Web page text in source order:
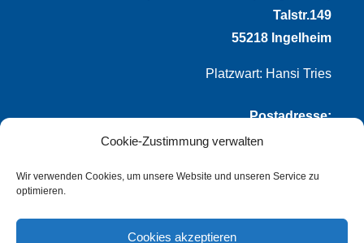
Cookie-Zustimmung verwalten
Wir verwenden Cookies, um unsere Website und unseren Service zu
optimieren.
Cookies akzeptieren
Talstr.149
55218 Ingelheim
Platzwart: Hansi Tries
Postadresse:
VfL Frei-Weinheim 1921 e.V.
Thomas Winternheimer
Talstr. 149